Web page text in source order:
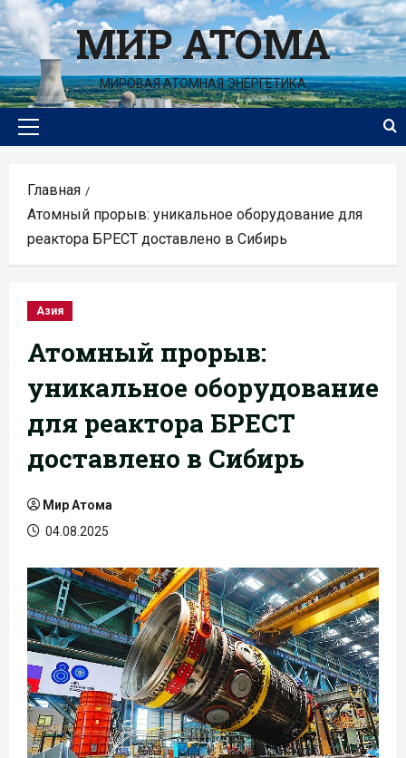
Перейти
к
содержимомуМИР АТОМА
МИРОВАЯ АТОМНАЯ ЭНЕРГЕТИКА
Основное
Главная
Атомный прорыв: уникальное оборудование для
реактора БРЕСТ доставлено в Сибирь
Азия
Атомный прорыв:
уникальное оборудование
для реактора БРЕСТ
доставлено в Сибирь
Мир Атома
04.08.2025